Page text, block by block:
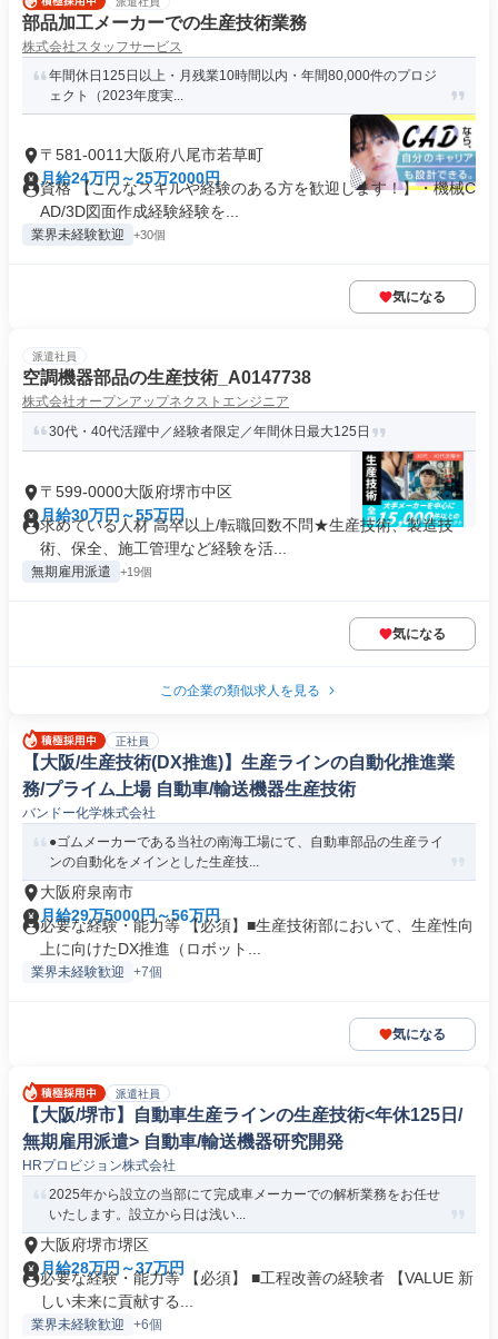
部品加工メーカーでの生産技術業務
株式会社スタッフサービス
年間休日125日以上・月残業10時間以内・年間80,000件のプロジ
ェクト（2023年度実...
〒581-0011大阪府八尾市若草町
月給24万円～25万2000円
資格 【こんなスキルや経験のある方を歓迎します！】・機械C
AD/3D図面作成経験経験を...
業界未経験歓迎 +30個
気になる
派遣社員
空調機器部品の生産技術_A0147738
株式会社オープンアップネクストエンジニア
30代・40代活躍中／経験者限定／年間休日最大125日
〒599-0000大阪府堺市中区
月給30万円～55万円
求めている人材 高卒以上/転職回数不問★生産技術、製造技
術、保全、施工管理など経験を活...
無期雇用派遣 +19個
気になる
この企業の類似求人を見る
正社員
【大阪/生産技術(DX推進)】生産ラインの自動化推進業
務/プライム上場 自動車/輸送機器生産技術
バンドー化学株式会社
●ゴムメーカーである当社の南海工場にて、自動車部品の生産ライ
ンの自動化をメインとした生産技...
大阪府泉南市
月給29万5000円～56万円
必要な経験・能力等 【必須】■生産技術部において、生産性向
上に向けたDX推進（ロボット...
業界未経験歓迎 +7個
気になる
派遣社員
【大阪/堺市】自動車生産ラインの生産技術<年休125日/
無期雇用派遣> 自動車/輸送機器研究開発
HRプロビジョン株式会社
2025年から設立の当部にて完成車メーカーでの解析業務をお任せ
いたします。設立から日は浅い...
大阪府堺市堺区
月給28万円～37万円
必要な経験・能力等 【必須】 ■工程改善の経験者 【VALUE 新
しい未来に貢献する...
業界未経験歓迎 +6個